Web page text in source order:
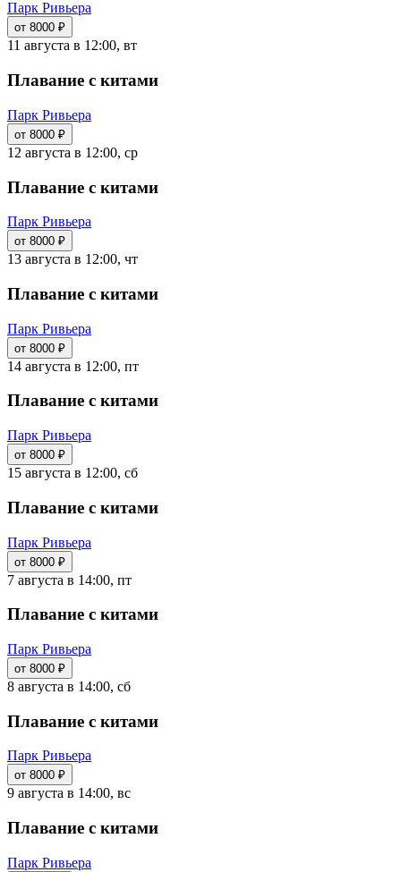
Парк Ривьера
от 8000 ₽
11 августа в 12:00, вт
Плавание с китами
Парк Ривьера
от 8000 ₽
12 августа в 12:00, ср
Плавание с китами
Парк Ривьера
от 8000 ₽
13 августа в 12:00, чт
Плавание с китами
Парк Ривьера
от 8000 ₽
14 августа в 12:00, пт
Плавание с китами
Парк Ривьера
от 8000 ₽
15 августа в 12:00, сб
Плавание с китами
Парк Ривьера
от 8000 ₽
7 августа в 14:00, пт
Плавание с китами
Парк Ривьера
от 8000 ₽
8 августа в 14:00, сб
Плавание с китами
Парк Ривьера
от 8000 ₽
9 августа в 14:00, вс
Плавание с китами
Парк Ривьера